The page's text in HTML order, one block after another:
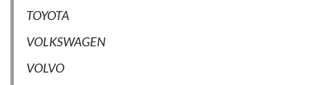
TOYOTA
VOLKSWAGEN
VOLVO